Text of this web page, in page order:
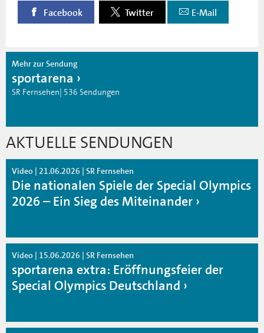
Facebook Twitter E-Mail
Mehr zur Sendung
sportarena
SR Fernsehen| 536 Sendungen
AKTUELLE SENDUNGEN
Video | 21.06.2026 | SR Fernsehen
Die nationalen Spiele der Special Olympics
2026 – Ein Sieg des Miteinander
Video | 15.06.2026 | SR Fernsehen
sportarena extra: Eröffnungsfeier der
Special Olympics Deutschland